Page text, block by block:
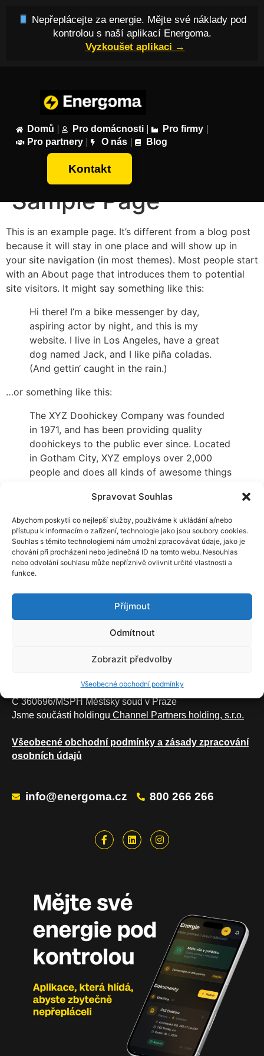
Spravovat Souhlas
Abychom poskytli co nejlepší služby, používáme k ukládání a/nebo
přístupu k informacím o zařízení, technologie jako jsou soubory cookies.
Souhlas s těmito technologiemi nám umožní zpracovávat údaje, jako je
chování při procházení nebo jedinečná ID na tomto webu. Nesouhlas
nebo odvolání souhlasu může nepříznivě ovlivnit určité vlastnosti a
funkce.
Příjmout
Odmítnout
Zobrazit předvolby
Všeobecné obchodní podmínky
Nepřeplácejte za energie. Mějte své náklady pod
kontrolou s naší aplikací Energoma.
Vyzkoušet aplikaci →
Domů Pro domácnosti
Pro firmy
Pro partnery
O nás Blog
Kontakt
Sample Page
This is an example page. It’s different from a blog post
because it will stay in one place and will show up in
your site navigation (in most themes). Most people start
with an About page that introduces them to potential
site visitors. It might say something like this:
Hi there! I’m a bike messenger by day,
aspiring actor by night, and this is my
website. I live in Los Angeles, have a great
dog named Jack, and I like piña coladas.
(And gettin‘ caught in the rain.)
…or something like this:
The XYZ Doohickey Company was founded
in 1971, and has been providing quality
doohickeys to the public ever since. Located
in Gotham City, XYZ employs over 2,000
people and does all kinds of awesome things
dashboardto delete this page and create new pages
for your content. Have fun!
Energoma, s.r.o.
CZ14109689
The Park, V Parku 2308/8, 148 00 Praha 4
Spisová značka
C 360696/MSPH Městský soud v Praze
Jsme součástí holdingu Channel Partners holding, s.r.o.
Všeobecné obchodní podmínky a zásady zpracování
osobních údajů
info@energoma.cz 800 266 266